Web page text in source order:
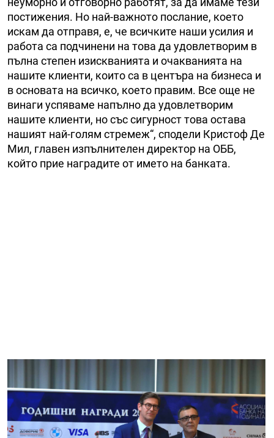
постижения. Но най-важното послание, което
искам да отправя, е, че всичките наши усилия и
работа са подчинени на това да удовлетворим в
пълна степен изискванията и очакванията на
нашите клиенти, които са в центъра на бизнеса и
в основата на всичко, което правим. Все още не
винаги успяваме напълно да удовлетворим
нашите клиенти, но със сигурност това остава
нашият най-голям стремеж“, сподели Кристоф Де
Мил, главен изпълнителен директор на ОББ,
който прие наградите от името на банката.